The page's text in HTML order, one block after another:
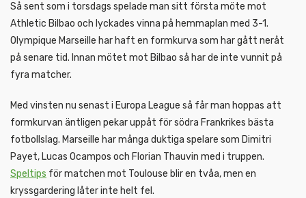
Så sent som i torsdags spelade man sitt första möte mot
Athletic Bilbao och lyckades vinna på hemmaplan med 3-1.
Olympique Marseille har haft en formkurva som har gått neråt
på senare tid. Innan mötet mot Bilbao så har de inte vunnit på
fyra matcher.
Med vinsten nu senast i Europa League så får man hoppas att
formkurvan äntligen pekar uppåt för södra Frankrikes bästa
fotbollslag. Marseille har många duktiga spelare som Dimitri
Payet, Lucas Ocampos och Florian Thauvin med i truppen.
Speltips för matchen mot Toulouse blir en tvåa, men en
kryssgardering låter inte helt fel.